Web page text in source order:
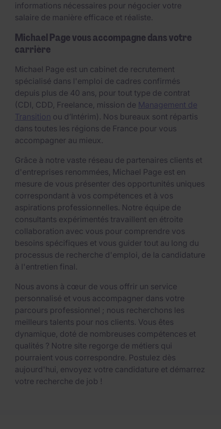
informations nécessaires pour négocier votre
salaire de manière efficace et réaliste.
Michael Page vous accompagne dans votre
carrière
Michael Page est un cabinet de recrutement
spécialisé dans l'emploi de cadres confirmés
depuis plus de 40 ans, pour tout type de contrat
(CDI, CDD, Freelance, mission de Management de
Transition ou d’Intérim). Nos bureaux sont répartis
dans toutes les régions de France pour vous
accompagner au mieux.
Grâce à notre vaste réseau de partenaires clients et
d'entreprises renommées, Michael Page est en
mesure de vous présenter des opportunités uniques
correspondant à vos compétences et à vos
aspirations professionnelles. Notre équipe de
consultants expérimentés travaillent en étroite
collaboration avec vous pour comprendre vos
besoins spécifiques et vous guider tout au long du
processus de recherche d'emploi, de la candidature
à l'entretien final.
Nous avons à cœur de vous offrir un service
personnalisé et vous accompagner dans votre
parcours professionnel ; nous recherchons les
meilleurs talents pour nos clients. Vous êtes
dynamique, doté de nombreuses compétences et
qualités ? Notre site regorge de métiers qui
pourraient vous correspondre. Postulez dès
aujourd'hui, envoyez votre candidature et démarrez
votre recherche de job !